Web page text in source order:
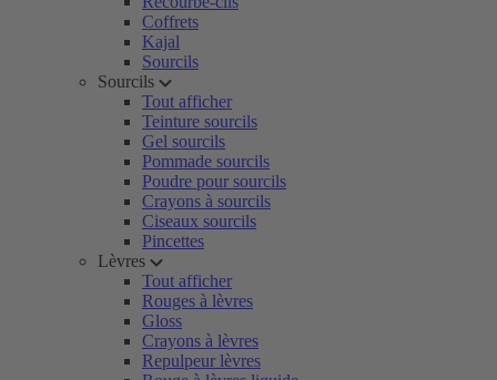
Coffrets
Kajal
Sourcils
Sourcils
Tout afficher
Teinture sourcils
Gel sourcils
Pommade sourcils
Poudre pour sourcils
Crayons à sourcils
Ciseaux sourcils
Pincettes
Lèvres
Tout afficher
Rouges à lèvres
Gloss
Crayons à lèvres
Repulpeur lèvres